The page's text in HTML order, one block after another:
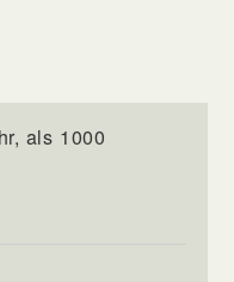
als 1000